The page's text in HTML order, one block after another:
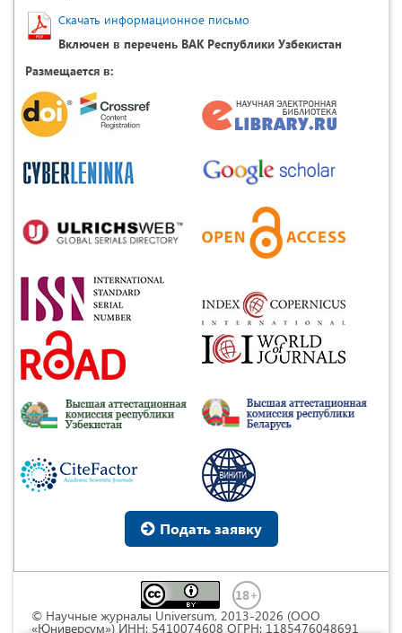
Скачать информационное письмо
Включен в перечень ВАК Республики Узбекистан
Размещается в:
Подать заявку
© Научные журналы Universum, 2013-2026 (ООО
«Юниверсум») ИНН: 5410074608 ОГРН: 1185476048691